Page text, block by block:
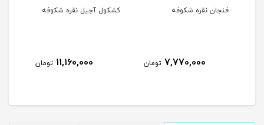
کشکول آجیل نقره شکوفه
11,160,000
میوه خوری نقره شکوفه
16,050,000